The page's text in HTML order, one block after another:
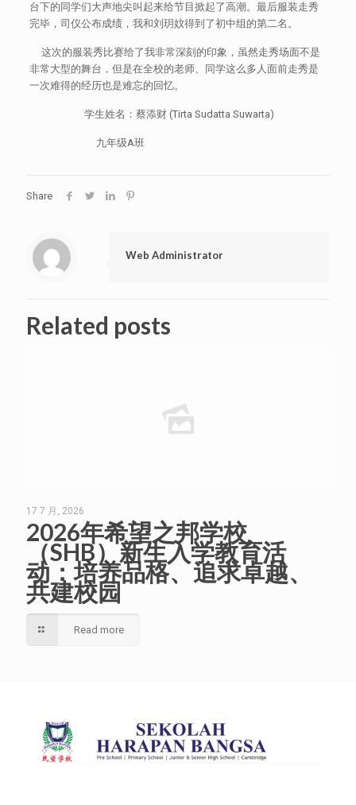
台下的同学们大声地尖叫起来给节目掀起了高潮。最后服装走秀
完毕，司仪公布成绩，我和刘玥妏得到了初中组的第二名。
这次的服装秀比赛给了我非常深刻的印象，虽然走秀场面不是
非常大型的舞台，但是在全校的老师、同学这么多人面前走秀是
一次难得的经历也是难忘的回忆。
学生姓名：蔡添财 (Tirta Sudatta Suwarta)
九年级A班
Share
Web Administrator
Related posts
17 7 月, 2026
2026年希望之邦学校
（SHB）新生入学教育活
动：培养品格、追求卓越、
共建校园
Read more